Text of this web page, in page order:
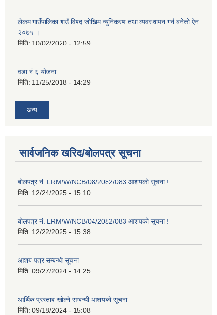
लेकम गाउँपालिका गाउँ विपद जोखिम न्युनिकरण तथा व्यवस्थापन गर्न बनेको ऐन
२०७५ ।
मिति: 10/02/2020 - 12:59
वडा नं ६ योजना
मिति: 11/25/2018 - 14:29
अन्य
सार्वजनिक खरिद/बोलपत्र सूचना
बोलपत्र नं. LRM/W/NCB/08/2082/083 आशयको सूचना !
मिति: 12/24/2025 - 15:10
बोलपत्र नं. LRM/W/NCB/04/2082/083 आशयको सूचना !
मिति: 12/22/2025 - 15:38
आशय पत्र सम्बन्धी सूचना
मिति: 09/27/2024 - 14:25
आर्थिक प्रस्ताव खोल्ने सम्बन्धी आशयको सूचना
मिति: 09/18/2024 - 15:08